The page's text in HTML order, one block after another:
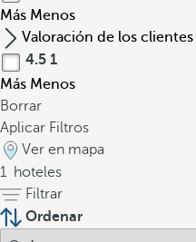
Más Menos
Valoración de los clientes
4.5 1
Más Menos
Borrar
Aplicar Filtros
Ver en mapa
1 hoteles
Filtrar
Ordenar